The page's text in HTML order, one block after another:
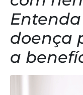
doença
a